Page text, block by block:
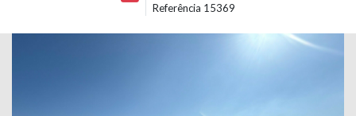
Referência 15369